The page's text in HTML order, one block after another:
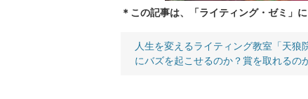
＊この記事は、「ライティング・ゼミ」
人生を変えるライティング教室「天狼
にバズを起こせるのか？賞を取れるの